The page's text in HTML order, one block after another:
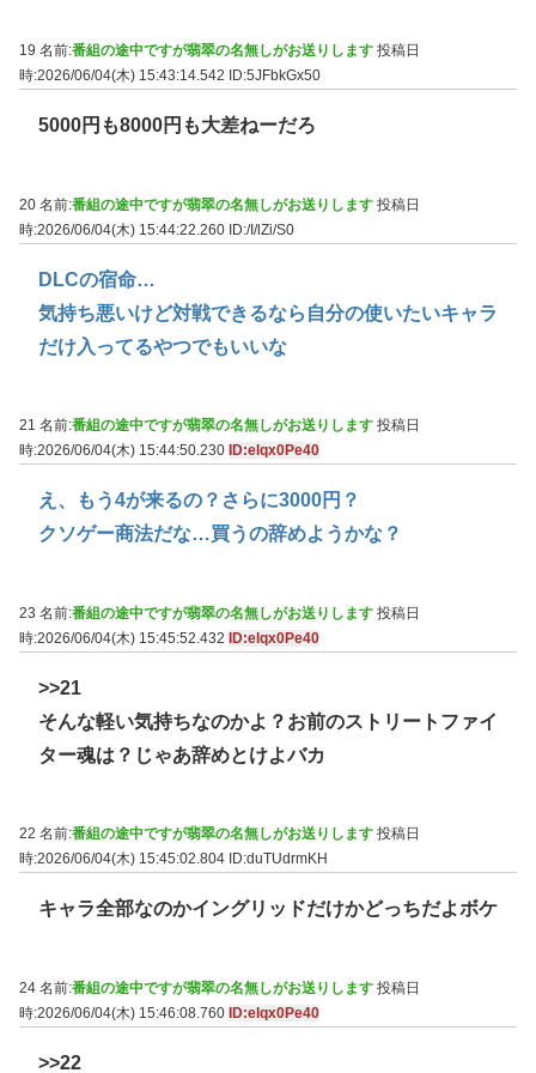
19 名前:番組の途中ですが翡翠の名無しがお送りします 投稿日
時:2026/06/04(木) 15:43:14.542
ID:5JFbkGx50
5000円も8000円も大差ねーだろ
20 名前:番組の途中ですが翡翠の名無しがお送りします 投稿日
時:2026/06/04(木) 15:44:22.260 ID:/I/lZi/S0
DLCの宿命…
気持ち悪いけど対戦できるなら自分の使いたいキャラ
だけ入ってるやつでもいいな
21 名前:番組の途中ですが翡翠の名無しがお送りします 投稿日
時:2026/06/04(木) 15:44:50.230 ID:elqx0Pe40
え、もう4が来るの？さらに3000円？
クソゲー商法だな…買うの辞めようかな？
23 名前:番組の途中ですが翡翠の名無しがお送りします 投稿日
時:2026/06/04(木) 15:45:52.432 ID:elqx0Pe40
>>21
そんな軽い気持ちなのかよ？お前のストリートファイ
ター魂は？じゃあ辞めとけよバカ
22 名前:番組の途中ですが翡翠の名無しがお送りします 投稿日
時:2026/06/04(木) 15:45:02.804 ID:duTUdrmKH
キャラ全部なのかイングリッドだけかどっちだよボケ
24 名前:番組の途中ですが翡翠の名無しがお送りします 投稿日
時:2026/06/04(木) 15:46:08.760 ID:elqx0Pe40
>>22